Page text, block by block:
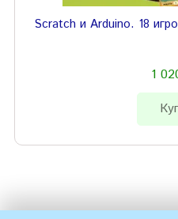
Scratch и Arduino. 18
1